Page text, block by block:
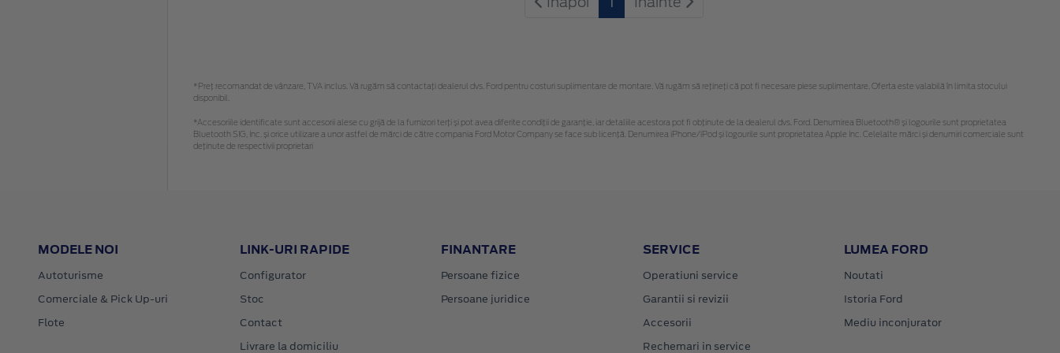
*Preţ recomandat de vânzare, TVA inclus. Vă rugăm să contactaţi dealerul dvs. Ford pentru costuri suplimentare de montare. Vă rugăm să rețineți că pot fi necesare piese suplimentare. Oferta este valabilă în limita stocului
disponibil.
*Accesoriile identificate sunt accesorii alese cu grijă de la furnizori terți și pot avea diferite condiții de garanție, iar detaliile acestora pot fi obținute de la dealerul dvs. Ford. Denumirea Bluetooth® și logourile sunt proprietatea
Bluetooth SIG, Inc. și orice utilizare a unor astfel de mărci de către compania Ford Motor Company se face sub licență. Denumirea iPhone/iPod și logourile sunt proprietatea Apple Inc. Celelalte mărci și denumiri comerciale sunt
deținute de respectivii proprietari
MODELE NOI
Autoturisme
Comerciale & Pick Up-uri
Flote
LINK-URI RAPIDE
Configurator
Stoc
Contact
Livrare la domiciliu
FINANTARE
Persoane fizice
Persoane juridice
SERVICE
Operatiuni service
Garantii si revizii
Accesorii
Rechemari in service
LUMEA FORD
Noutati
Istoria Ford
Mediu inconjurator